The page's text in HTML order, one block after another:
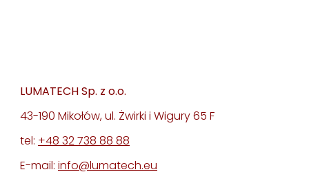
LUMATECH Sp. z o.o.
43-190 Mikołów, ul. Żwirki i Wigury 65 F
tel: +48 32 738 88 88
E-mail: info@lumatech.eu